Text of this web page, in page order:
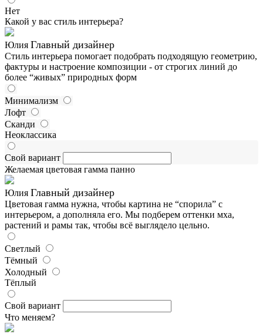
Нет
Какой у вас стиль интерьера?
Юлия Главный дизайнер
Стиль интерьера помогает подобрать подходящую геометрию,
фактуры и настроение композиции - от строгих линий до
более “живых” природных форм
Минимализм
Лофт
Сканди
Неоклассика
Свой вариант
Желаемая цветовая гамма панно
Юлия Главный дизайнер
Цветовая гамма нужна, чтобы картина не “спорила” с
интерьером, а дополняла его. Мы подберем оттенки мха,
растений и рамы так, чтобы всё выглядело цельно.
Светлый
Тёмный
Холодный
Тёплый
Свой вариант
Что меняем?